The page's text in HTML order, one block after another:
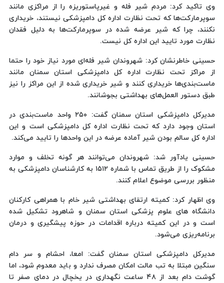
وی تاکید کرد: مردم شیر فله و غیرپاستوریزه را از مراکزی مانند
سوپرمارکت‌ها که تحت نظارت اداره کل دامپزشکی نیستند، خریداری
نکنند، چرا که شیر عرضه شده در سوپرمارکت‌ها به دلیل فقدان
نظارت مورد تایید این اداره کل نیست.
حسینی خاطرنشان کرد: شهروندان شیر فله‌ای مورد نیاز خود را حتما
از مراکز تحت نظارت اداره کل دامپزشکی استان سمنان مانند
ماست‌بندی‌ها خریداری کنند و شیر خریداری شده از این مراکز را نیز
طبق دستور العمل‌های بهداشتی بجوشانند.
مدیرکل دامپزشکی استان سمنان گفت: ۲۵۰ واحد ماست‌بندی در
استان وجود دارد که تحت نظارت اداره کل دامپزشکی است و این
اداره کل سالم بودن شیر آماده عرضه در این واحدها را تایید می‌کند.
حسینی یادآور شد: شهروندان می‌توانند هر گونه تخلف و موارد
مشکوک را از طریق تماس با شماره ۱۵۱۲ به کارشناسان دامپزشکی به
منظور بررسی موضوع اعلام کنند.
وی اظهار کرد: کمیته ارتقای بهداشتی شیر خام با همراهی کارکنان
دانشگاه های علوم پزشکی استان سمنان و شاهرود تشکیل شده
است و در این کمیته درباره اقدامات در حوزه پیشگیری و درمان
برنامه‌ریزی می‌شود.
مدیرکل دامپزشکی استان سمنان گفت: امعا، احشام و سر دام
سنگین مبتلا به تب مالت امکان مصرف ندارد و باید معدوم‌ شود، اما
گوشت دام بعد از ۴۸ ساعت نگهداری در یخچال در دمای صفر تا